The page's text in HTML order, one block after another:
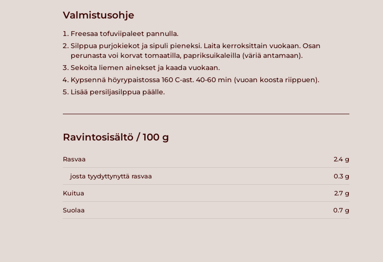
Valmistusohje
Freesaa tofuviipaleet pannulla.
Silppua purjokiekot ja sipuli pieneksi. Laita kerroksittain vuokaan. Osan
perunasta voi korvat tomaatilla, papriksuikaleilla (väriä antamaan).
Sekoita liemen ainekset ja kaada vuokaan.
Kypsennä höyrypaistossa 160 C-ast. 40-60 min (vuoan koosta riippuen).
Lisää persiljasilppua päälle.
Ravintosisältö / 100 g
Rasvaa 2.4 g
josta tyydyttynyttä rasvaa 0.3 g
Kuitua 2.7 g
Suolaa 0.7 g